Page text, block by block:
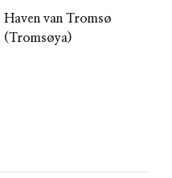
Haven van Tromsø
(Tromsøya)